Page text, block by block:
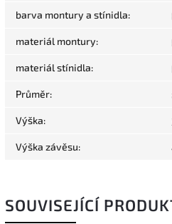
barva montury a stínidla:
materiál montury:
materiál stínidla:
Průměr:
Výška:
Výška závěsu:
SOUVISEJÍCÍ